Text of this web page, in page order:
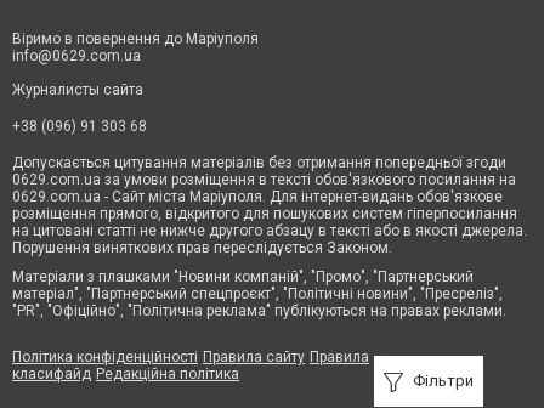
Фільтри
Віримо в повернення до Маріуполя
info@0629.com.ua
Журналисты сайта
+38 (096) 91 303 68
Допускається цитування матеріалів без отримання попередньої згоди
0629.com.ua за умови розміщення в тексті обов'язкового посилання на
0629.com.ua - Сайт міста Маріуполя. Для інтернет-видань обов'язкове
розміщення прямого, відкритого для пошукових систем гіперпосилання
на цитовані статті не нижче другого абзацу в тексті або в якості джерела.
Порушення виняткових прав переслідується Законом.
Матеріали з плашками "Новини компаній", "Промо", "Партнерський
матеріал", "Партнерський спецпроєкт", "Політичні новини", "Пресреліз",
"PR", "Офіційно", "Політична реклама" публікуються на правах реклами.
Політика конфіденційності Правила сайту Правила
класифайд Редакційна політика